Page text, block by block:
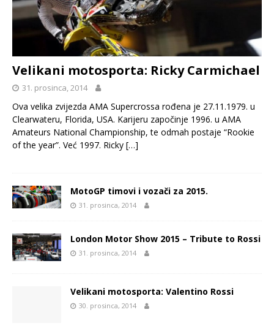
Velikani motosporta: Ricky Carmichael
31. prosinca, 2014
Ova velika zvijezda AMA Supercrossa rođena je 27.11.1979. u
Clearwateru, Florida, USA. Karijeru započinje 1996. u AMA
Amateurs National Championship, te odmah postaje “Rookie
of the year”. Već 1997. Ricky […]
MotoGP timovi i vozači za 2015.
31. prosinca, 2014
London Motor Show 2015 – Tribute to Rossi
31. prosinca, 2014
Velikani motosporta: Valentino Rossi
30. prosinca, 2014